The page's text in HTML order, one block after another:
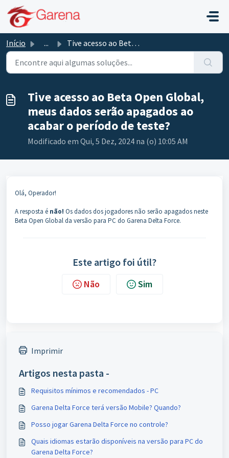
Ir para o conteúdo principal
Início ... Tive acesso ao Beta Open Global, meus dados serão apagado...
Tive acesso ao Beta Open Global,
meus dados serão apagados ao
acabar o período de teste?
Modificado em Qui, 5 Dez, 2024 na (o) 10:05 AM
Olá, Operador!
A resposta é não! Os dados dos jogadores não serão apagados neste
Beta Open Global da versão para PC do Garena Delta Force.
Este artigo foi útil?
Não Sim
Imprimir
Artigos nesta pasta -
Requisitos mínimos e recomendados - PC
Garena Delta Force terá versão Mobile? Quando?
Posso jogar Garena Delta Force no controle?
Quais idiomas estarão disponíveis na versão para PC do
Garena Delta Force?